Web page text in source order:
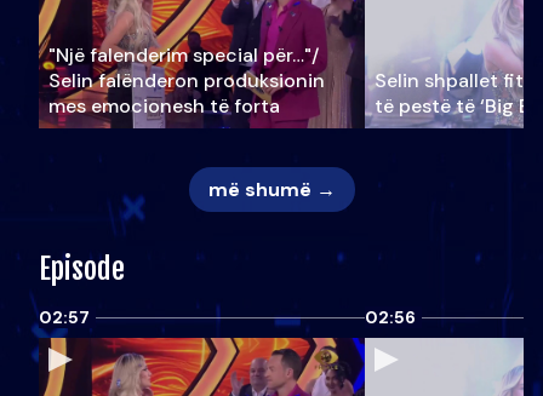
"Një falenderim special për…"/
Selin falënderon produksionin
mes emocionesh të forta
Selin shpallet
të pestë të ‘Big
më shumë →
Episode
02:57 02:56